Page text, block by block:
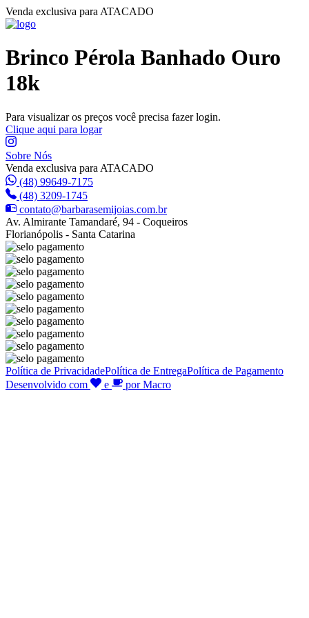
Venda exclusiva para ATACADO
Brinco Pérola Banhado Ouro
18k
Para visualizar os preços você precisa fazer login.
Clique aqui para logar
Sobre Nós
Venda exclusiva para ATACADO
(48) 99649-7175
(48) 3209-1745
contato@barbarasemijoias.com.br
Av. Almirante Tamandaré, 94 - Coqueiros
Florianópolis - Santa Catarina
Política de PrivacidadePolítica de EntregaPolítica de Pagamento
Desenvolvido com
e por Macro